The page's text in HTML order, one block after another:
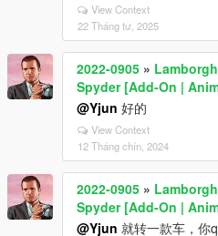
View Context
22 Tháng tư, 2025
2022-0905 »
Spyder [Add-On |
@Yjun 好的
View Context
12 Tháng chín, 2024
2022-0905 »
Spyder [Add-On |
@Yjun 就转一款车，你